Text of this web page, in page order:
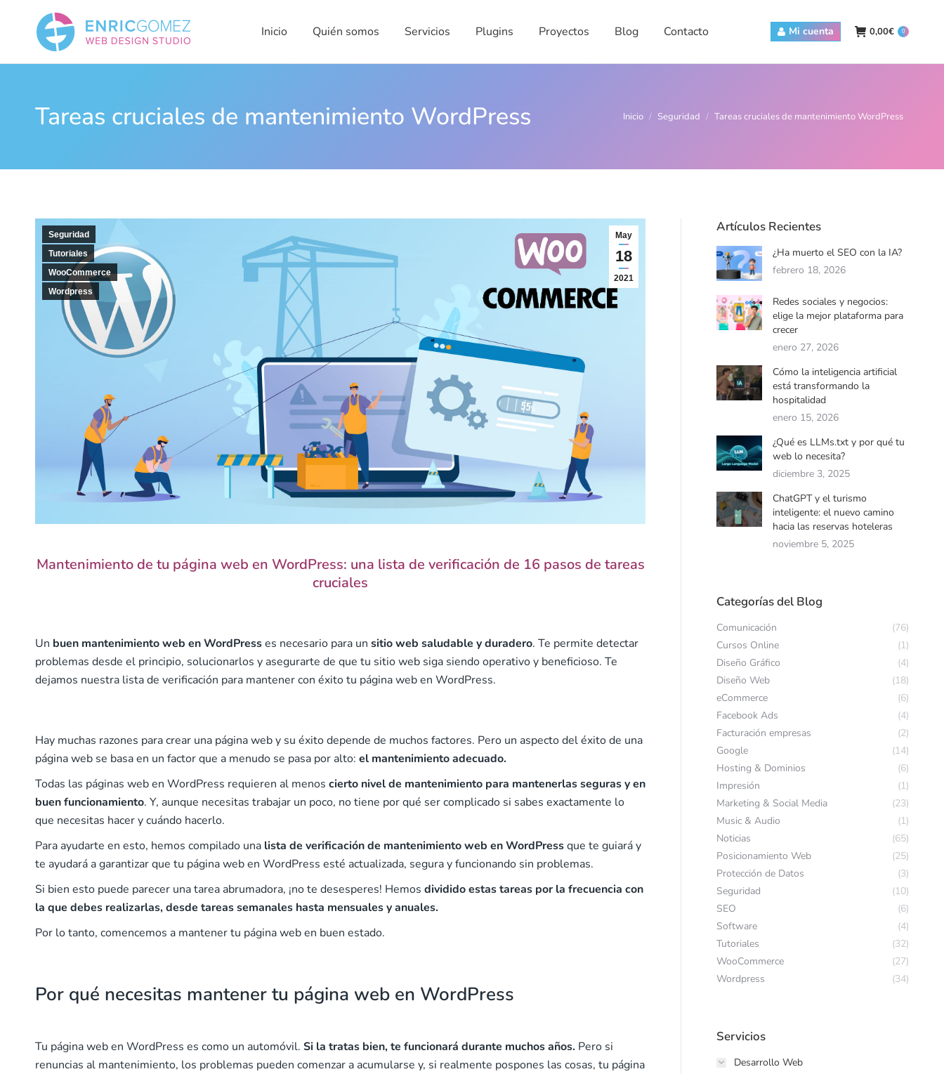
Inicio Quién somos Servicios Plugins Proyectos Blog Contacto Mi cuenta 0,00€ 0
Tareas cruciales de mantenimiento WordPress Estás aquí:
Inicio Seguridad Tareas cruciales de mantenimiento WordPress
May
18
2021
Seguridad
Tutoriales
WooCommerce
Wordpress
Mantenimiento de tu página web en WordPress: una lista de verificación de 16 pasos de tareas
cruciales
Un buen mantenimiento web en WordPresses necesario para un sitio web saludable y duradero. Te permite detectar
problemas desde el principio, solucionarlos y asegurarte de que tu sitio web siga siendo operativo y beneficioso. Te
dejamos nuestra lista de verificación para mantener con éxito tu página web en WordPress.
Hay muchas razones para crear una página web y su éxito depende de muchos factores. Pero un aspecto del éxito de una
página web se basa en un factor que a menudo se pasa por alto: el mantenimiento adecuado.
Todas las páginas web en WordPress requieren al menos cierto nivel de mantenimiento para mantenerlas seguras y en
buen funcionamiento. Y, aunque necesitas trabajar un poco, no tiene por qué ser complicado si sabes exactamente lo
que necesitas hacer y cuándo hacerlo.
Para ayudarte en esto, hemos compilado una lista de verificación de mantenimiento web en WordPressque te guiará y
te ayudará a garantizar que tu página web en WordPress esté actualizada, segura y funcionando sin problemas.
Si bien esto puede parecer una tarea abrumadora, ¡no te desesperes! Hemos dividido estas tareas por la frecuencia con
la que debes realizarlas, desde tareas semanales hasta mensuales y anuales.
Por lo tanto, comencemos a mantener tu página web en buen estado.
Por qué necesitas mantener tu página web en WordPress
Tu página web en WordPress es como un automóvil. Si la tratas bien, te funcionará durante muchos años. Pero si
renuncias al mantenimiento, los problemas pueden comenzar a acumularse y, si realmente pospones las cosas, tu página
Artículos Recientes
¿Ha muerto el SEO con la IA?
febrero 18, 2026
Redes sociales y negocios:
elige la mejor plataforma para
crecer
enero 27, 2026
Cómo la inteligencia artificial
está transformando la
hospitalidad
enero 15, 2026
¿Qué es LLMs.txt y por qué tu
web lo necesita?
diciembre 3, 2025
ChatGPT y el turismo
inteligente: el nuevo camino
hacia las reservas hoteleras
noviembre 5, 2025
Categorías del Blog
Comunicación
(76)
Cursos Online
(1)
Diseño Gráfico
(4)
Diseño Web
(18)
eCommerce
(6)
Facebook Ads
(4)
Facturación empresas
(2)
Google
(14)
Hosting & Dominios
(6)
Impresión
(1)
Marketing & Social Media
(23)
Music & Audio
(1)
Noticias
(65)
Posicionamiento Web
(25)
Protección de Datos
(3)
Seguridad
(10)
SEO
(6)
Software
(4)
Tutoriales
(32)
WooCommerce
(27)
Wordpress
(34)
Servicios
Desarrollo Web
Mi cuenta